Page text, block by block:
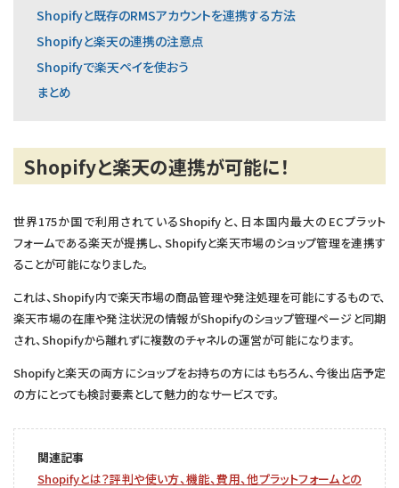
Shopifyと既存のRMSアカウントを連携する方法
Shopifyと楽天の連携の注意点
Shopifyで楽天ペイを使おう
まとめ
Shopifyと楽天の連携が可能に！
世界175か国で利用されているShopifyと、日本国内最大のECプラット
フォームである楽天が提携し、Shopifyと楽天市場のショップ管理を連携す
ることが可能になりました。
これは、Shopify内で楽天市場の商品管理や発注処理を可能にするもので、
楽天市場の在庫や発注状況の情報がShopifyのショップ管理ページと同期
され、Shopifyから離れずに複数のチャネルの運営が可能になります。
Shopifyと楽天の両方にショップをお持ちの方にはもちろん、今後出店予定
の方にとっても検討要素として魅力的なサービスです。
関連記事
Shopifyとは？評判や使い方、機能、費用、他プラットフォームとの